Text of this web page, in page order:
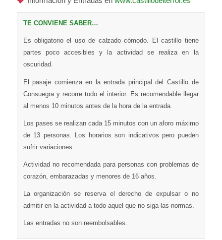
TE CONVIENE SABER…
Es obligatorio el uso de calzado cómodo. El castillo tiene
partes poco accesibles y la actividad se realiza en la
oscuridad.
El pasaje comienza en la entrada principal del Castillo de
Consuegra y recorre todo el interior. Es recomendable llegar
al menos 10 minutos antes de la hora de la entrada.
Los pases se realizan cada 15 minutos con un aforo máximo
de 13 personas. Los horarios son indicativos pero pueden
sufrir variaciones.
Actividad no recomendada para personas con problemas de
corazón, embarazadas y menores de 16 años.
La organización se reserva el derecho de expulsar o no
admitir en la actividad a todo aquel que no siga las normas.
Las entradas no son reembolsables.